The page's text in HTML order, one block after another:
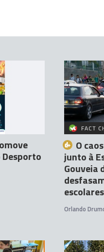
FACT
O
junto à
Gouveia
Orlando